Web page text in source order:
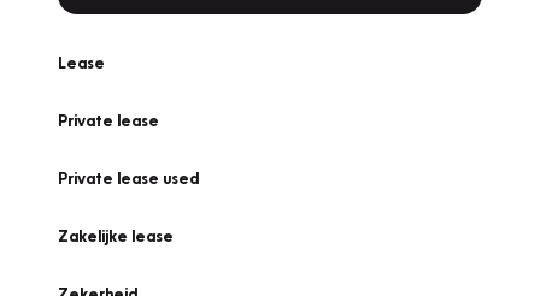
Lease
Private lease
Private lease used
Zakelijke lease